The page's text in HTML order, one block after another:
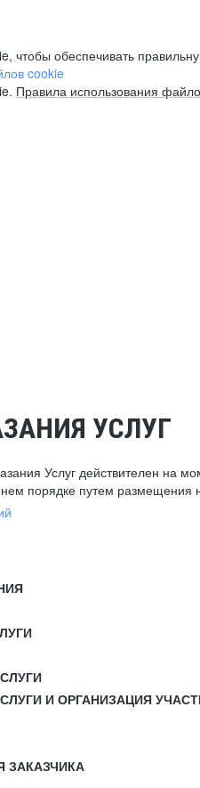
обеспечивать
cookie
Правила использования
УСЛУГ
Услуг действителен на
порядке путем размещения
И ОРГАНИЗАЦИЯ
ЗАКАЗЧИКА